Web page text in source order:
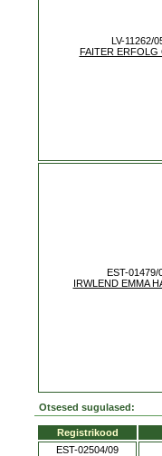
LV-11262/
FAITER ERFOLG
EST-01479/
IRWLEND EMMA
Otsesed sugulased:
Registrikood
EST-02504/09